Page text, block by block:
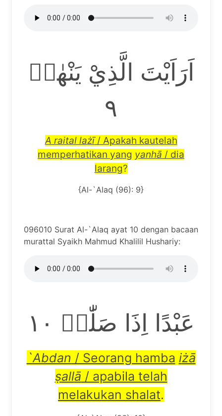
اَرَاَيْتَ الَّذِيْ يَنْهٰىۙ
٩
A raital lażī/ Apakah kautelah
memperhatikan yang yanhā / dia
larang?
{Al-`Alaq (96): 9}
096010 Surat Al-`Alaq ayat 10 dengan bacaan
murattal Syaikh Mahmud Khalilil Hushariy:
عَبْدًا اِذَا صَلّٰىۗ ١٠
`Abdan / Seorang hamba iżā
ṣallā/ apabila telah
melakukan shalat.